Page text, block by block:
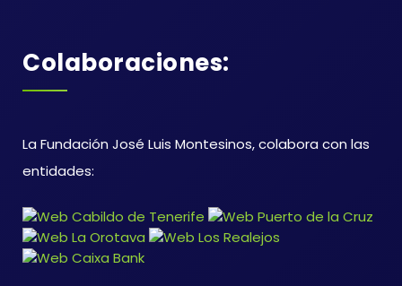
Colaboraciones:
La Fundación José Luis Montesinos, colabora con las
entidades: